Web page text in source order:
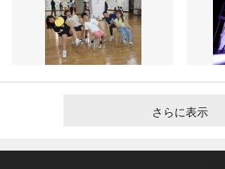
さらに表示